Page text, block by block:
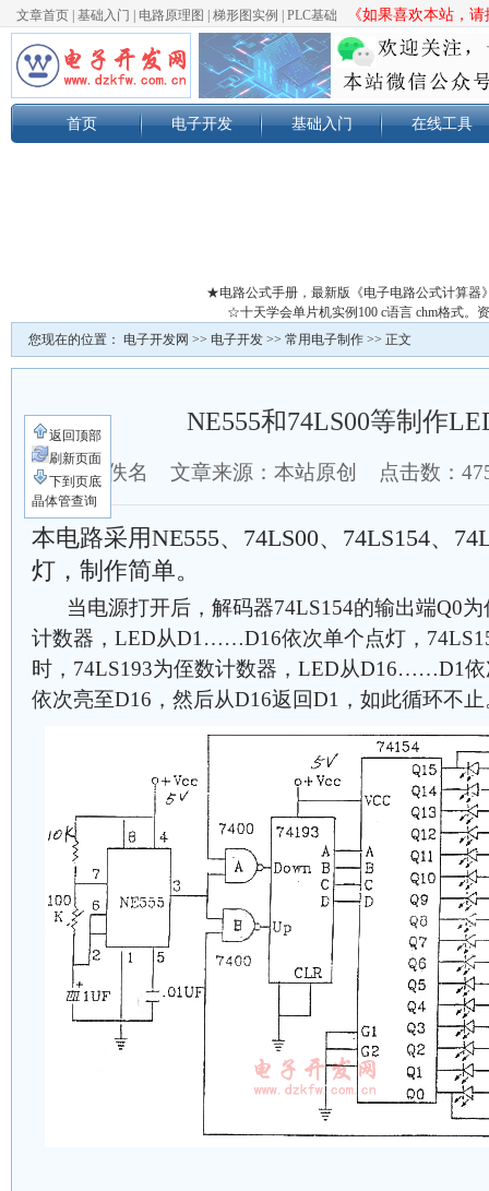
文章首页 基础入门 电路原理图 梯形图实例 PLC基础 《如果喜欢本站，
首页 电子开发 基础入门 在线工具
★电路公式手册，最新版《电子电路公式计算器
☆十天学会单片机实例100 c语言 chm格式。
您现在的位置： 电子开发网 >> 电子开发 >> 常用电子制作 >> 正文
NE555和74LS00等制作
作者：佚名 文章来源：本站原创 点击数：
本电路采用NE555、74LS00、74LS154、
灯，制作简单。
当电源打开后，解码器74LS154的输出端Q0
计数器，LED从D1……D16依次单个点灯，
时，74LS193为侄数计数器，LED从D16……D1
依次亮至D16，然后从D16返回D1，如此循环不止
返回顶部
刷新页面
下到页底
晶体管查询